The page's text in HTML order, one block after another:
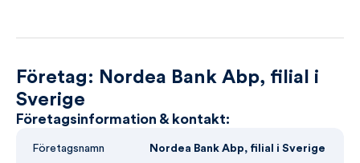
Företag: Nordea Bank Abp, filial i
Sverige
Företagsinformation & kontakt:
Företagsnamn Nordea Bank Abp, filial i Sverige